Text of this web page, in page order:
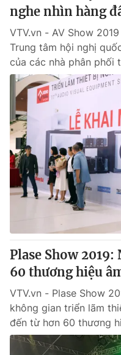
nghe nhìn hàng
VTV.vn - AV Show
Trung tâm hội nghị
của các nhà phân phối
Plase Show
60 thương hiệu
VTV.vn - Plase Show
không gian triển lãm
đến từ hơn 60 thương